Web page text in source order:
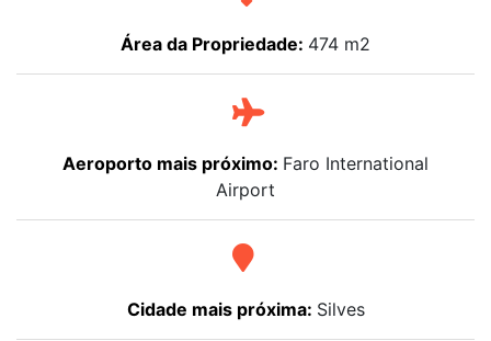
Área da Propriedade: 474 m2
Aeroporto mais próximo: Faro International
Airport
Cidade mais próxima: Silves